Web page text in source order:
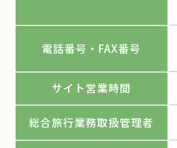
電話番号・FAX番号
サイト営業時間
総合旅行業務取扱管理者